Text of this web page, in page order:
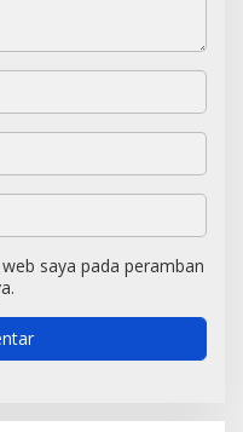
saya pada peramban